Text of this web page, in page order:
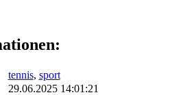
tennis, sport
29.06.2025 14:01:21